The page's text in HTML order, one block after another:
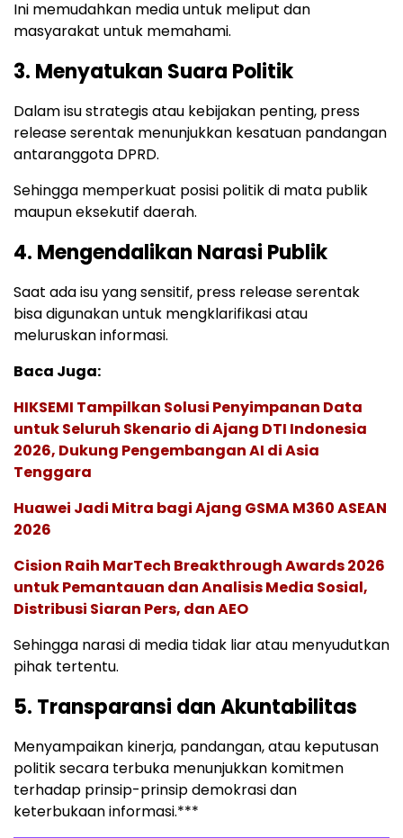
Ini memudahkan media untuk meliput dan
masyarakat untuk memahami.
3. Menyatukan Suara Politik
Dalam isu strategis atau kebijakan penting, press
release serentak menunjukkan kesatuan pandangan
antaranggota DPRD.
Sehingga memperkuat posisi politik di mata publik
maupun eksekutif daerah.
4. Mengendalikan Narasi Publik
Saat ada isu yang sensitif, press release serentak
bisa digunakan untuk mengklarifikasi atau
meluruskan informasi.
Baca Juga:
HIKSEMI Tampilkan Solusi Penyimpanan Data
untuk Seluruh Skenario di Ajang DTI Indonesia
2026, Dukung Pengembangan AI di Asia
Tenggara
Huawei Jadi Mitra bagi Ajang GSMA M360 ASEAN
2026
Cision Raih MarTech Breakthrough Awards 2026
untuk Pemantauan dan Analisis Media Sosial,
Distribusi Siaran Pers, dan AEO
Sehingga narasi di media tidak liar atau menyudutkan
pihak tertentu.
5. Transparansi dan Akuntabilitas
Menyampaikan kinerja, pandangan, atau keputusan
politik secara terbuka menunjukkan komitmen
terhadap prinsip-prinsip demokrasi dan
keterbukaan informasi.***